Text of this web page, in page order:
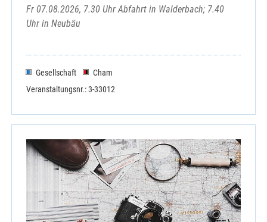
Fr 07.08.2026, 7.30 Uhr Abfahrt in Walderbach; 7.40
Uhr in Neubäu
Gesellschaft
Cham
Veranstaltungsnr.: 3-33012